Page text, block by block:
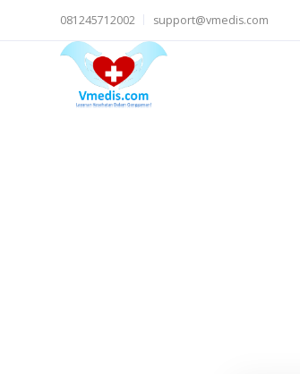
081245712002 support@vmedis.com